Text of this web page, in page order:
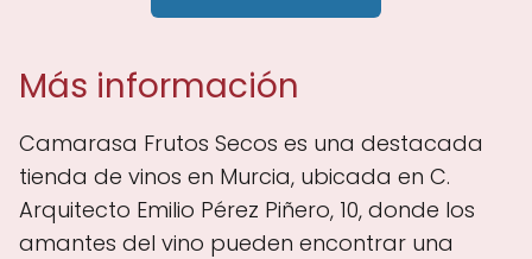
Más información
Camarasa Frutos Secos es una destacada
tienda de vinos en Murcia, ubicada en C.
Arquitecto Emilio Pérez Piñero, 10, donde los
amantes del vino pueden encontrar una